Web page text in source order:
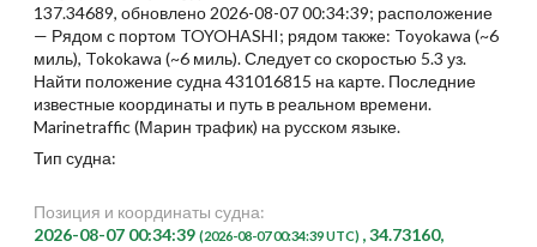
137.34689, обновлено 2026-08-07 00:34:39; расположение
— Рядом с портом TOYOHASHI; рядом также: Toyokawa (~6
миль), Tokokawa (~6 миль). Следует со скоростью 5.3 уз.
Найти положение судна 431016815 на карте. Последние
известные координаты и путь в реальном времени.
Marinetraffic (Марин трафик) на русском языке.
Тип судна:
Позиция и координаты судна:
2026-08-07 00:34:39 (2026-08-07 00:34:39 UTC) , 34.73160,